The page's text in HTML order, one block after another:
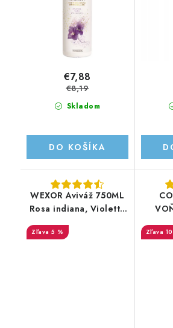
Skladom
€7,88
€8,19
DO KOŠÍKA
WEXOR Aviváž 750ML
Rosa indiana, Violetta
e Fiori di zenzero
5 %